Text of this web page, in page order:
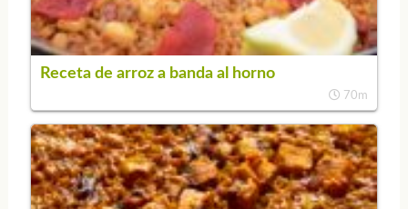
Receta de arroz a banda al horno
70m